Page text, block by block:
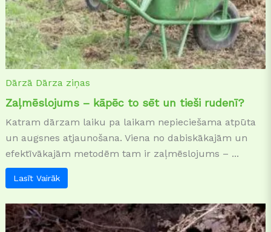
Dārzā Dārza ziņas
Zaļmēslojums – kāpēc to sēt un tieši rudenī?
Katram dārzam laiku pa laikam nepieciešama atpūta
un augsnes atjaunošana. Viena no dabiskākajām un
efektīvākajām metodēm tam ir zaļmēslojums – ...
Lasīt Vairāk